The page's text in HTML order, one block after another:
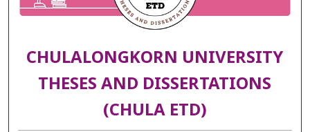
CHULALONGKORN UNIVERSITY
THESES AND DISSERTATIONS
(CHULA ETD)